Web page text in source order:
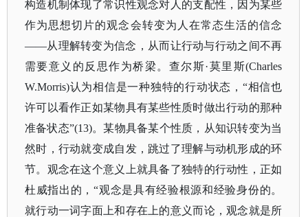
构造机制体现了常识性观念对人的支配性，因为某些
作为思想切片的观念会转变为人在常态生活的信念
——从理解转变为信念，从而让行动与行动之间不再
需要意义的反思作为桥梁。查尔斯·莫里斯(Charles
W.Morris)认为相信是一种独特的行动状态，“相信也
许可以看作正如某物具有某些性质时做出行动的那种
准备状态”(13)。某物具备某个性质，从知识转变为当
然时，行动就变成自发，跳过了理解与动机形成的环
节。观念在这个意义上就具备了独特的行动性，正如
杜威指出的，“观念是具有经验根源和经验身份的。
就行动一词字面上和存在上的意义而论，观念就是所